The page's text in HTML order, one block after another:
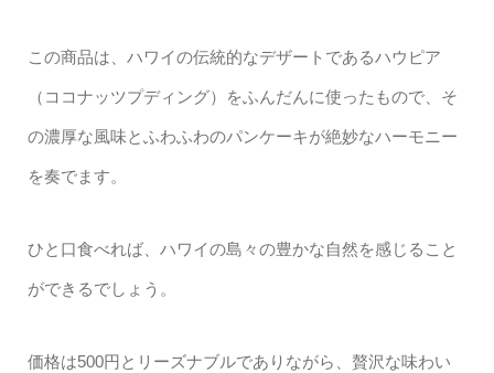
この商品は、ハワイの伝統的なデザートであるハウピア
（ココナッツプディング）をふんだんに使ったもので、そ
の濃厚な風味とふわふわのパンケーキが絶妙なハーモニー
を奏でます。
ひと口食べれば、ハワイの島々の豊かな自然を感じること
ができるでしょう。
価格は500円とリーズナブルでありながら、贅沢な味わい